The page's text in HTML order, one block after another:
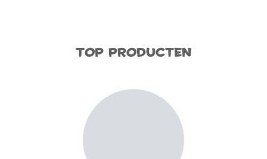
Top producten